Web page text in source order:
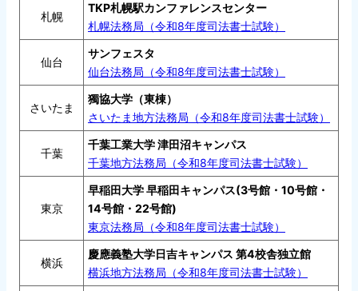
札幌
TKP札幌駅カンファレンスセンター
札幌法務局（令和8年度司法書士試験）
仙台
サンフェスタ
仙台法務局（令和8年度司法書士試験）
さいたま
獨協大学（東棟）
さいたま地方法務局（令和8年度司法書士試験）
千葉
千葉工業大学 津田沼キャンパス
千葉地方法務局（令和8年度司法書士試験）
東京
早稲田大学 早稲田キャンパス(3号館・10号館・
14号館・22号館)
東京法務局（令和8年度司法書士試験）
横浜
慶應義塾大学日吉キャンパス 第4校舎独立館
横浜地方法務局（令和8年度司法書士試験）